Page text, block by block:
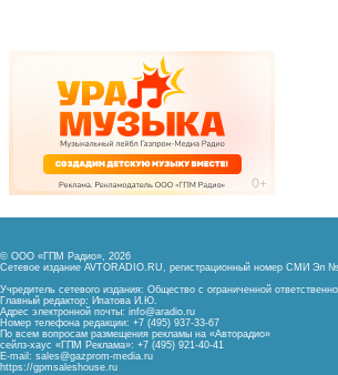
© ООО «ГПМ Радио», 2026
Сетевое издание AVTORADIO.RU, регистрационный номер СМИ Эл №
Учредитель сетевого издания: Общество с ограниченной
Главный редактор: Ипатова И.Ю.
Адрес электронной почты: info@aradio.ru
Номер телефона редакции: +7 (495) 937-33-67
По всем вопросам размещения рекламы на «Авторадио»
сейлз-хаус «ГПМ Реклама»: +7 (495) 921-40-41
E-mail: sales@gazprom-media.ru
https://gpmsaleshouse.ru